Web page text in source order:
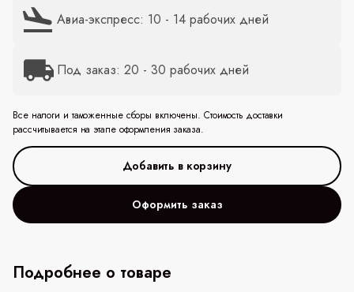
Авиа-экспресс: 10 - 14 рабочих дней
Под заказ: 20 - 30 рабочих дней
Все налоги и таможенные сборы включены. Стоимость доставки
рассчитывается на этапе оформления заказа.
Оформить заказ
Подробнее о товаре